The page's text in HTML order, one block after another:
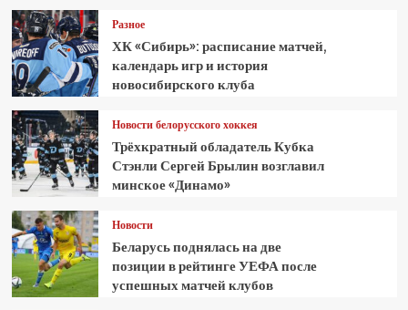
Разное
ХК «Сибирь»: расписание матчей,
календарь игр и история
новосибирского клуба
Новости белорусского хоккея
Трёхкратный обладатель Кубка
Стэнли Сергей Брылин возглавил
минское «Динамо»
Новости
Беларусь поднялась на две
позиции в рейтинге УЕФА после
успешных матчей клубов